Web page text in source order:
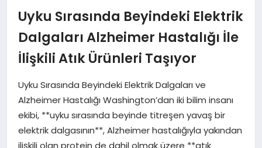
SPOR
YAŞAM
EKONOMI
SAĞLIK
Uyku Sırasında Beyindeki Elektrik
Dalgaları Alzheimer Hastalığı İle
İlişkili Atık Ürünleri Taşıyor
Uyku Sırasında Beyindeki Elektrik Dalgaları ve
Alzheimer Hastalığı Washington’dan iki bilim insanı
ekibi, **uyku sırasında beyinde titreşen yavaş bir
elektrik dalgasının**, Alzheimer hastalığıyla yakından
ilişkili olan protein de dahil olmak üzere **atık